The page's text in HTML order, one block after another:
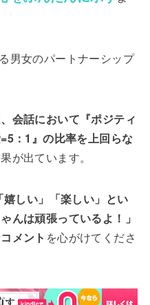
男女のパートナーシップ
会話において『ポジティ
：1』の比率を上回らな
が出ています。
「嬉しい」「楽しい」とい
んは頑張っているよ！」
メント を心がけてくださ